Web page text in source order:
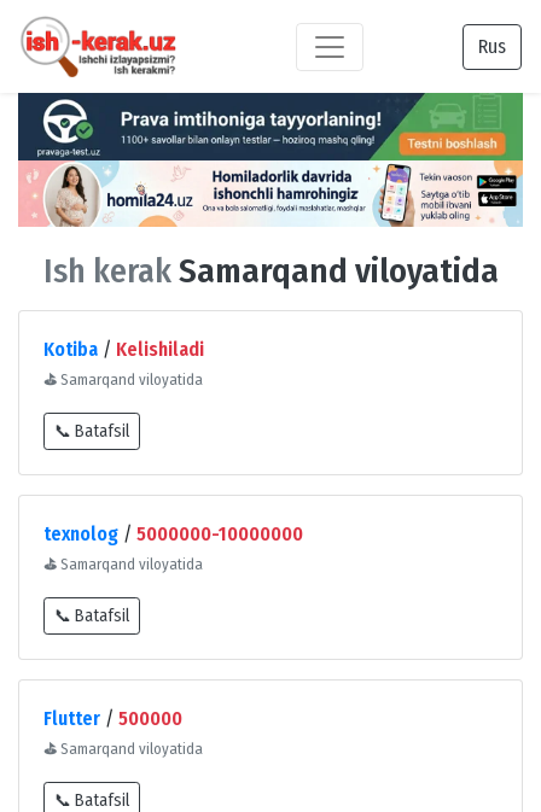
Rus
Ish kerakSamarqand viloyatida
Kotiba / Kelishiladi
⛳ Samarqand viloyatida
📞 Batafsil
texnolog / 5000000-10000000
⛳ Samarqand viloyatida
📞 Batafsil
Flutter / 500000
⛳ Samarqand viloyatida
📞 Batafsil